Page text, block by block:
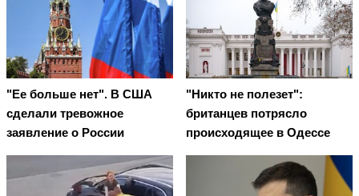
"Ее больше нет". В США
сделали тревожное
заявление о России
"Никто не полезет":
британцев потрясло
происходящее в Одессе